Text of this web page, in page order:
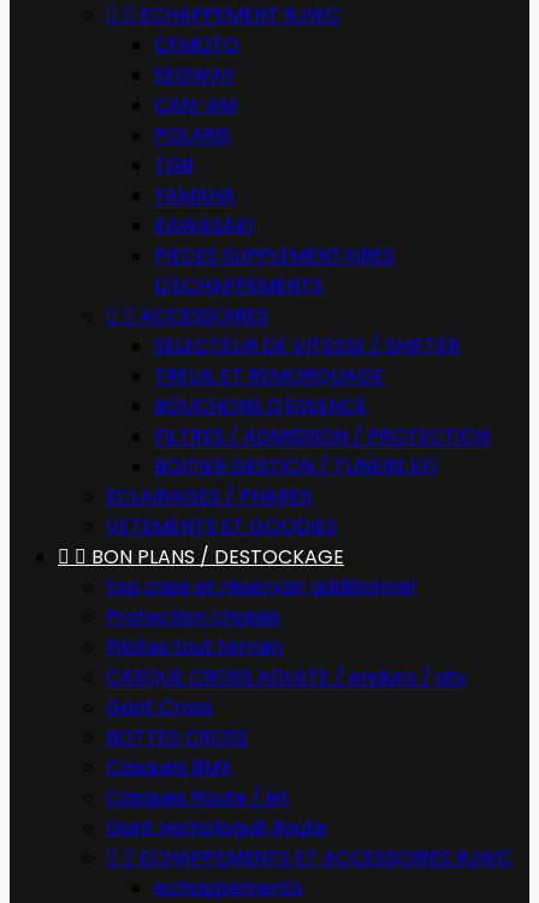
  ECHAPPEMENT RJWC
CFMOTO
SEGWAY
CAN-AM
POLARIS
TGB
YAMAHA
KAWASAKI
PIECES SUPPLEMENTAIRES
D'ECHAPPEMENTS
  ACCESSOIRES
SELECTEUR DE VITESSE / SHIFTER
TREUIL ET REMORQUAGE
BOUCHONS D'ESSENCE
FILTRES / ADMISSION / PROTECTION
BOITIER GESTION / TUNERS EFI
ECLAIRAGES / PHARES
VETEMENTS ET GOODIES
  BON PLANS / DESTOCKAGE
top case et réservoir additionnel
Protection chassis
Pilotes tout terrain
CASQUE CROSS ADULTE / enduro / atv
Gant Cross
BOTTES CROSS
Casques BMX
Casques Route / jet
Gant Homologué Route
  ECHAPPEMENTS ET ACCESSOIRES RJWC
echappements